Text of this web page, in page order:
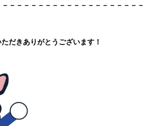
－－－－－－－－－－－－－－－－－－－
だきありがとうございます！